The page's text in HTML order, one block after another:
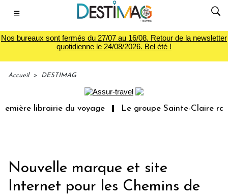
☰
Nos bureaux sont fermés du 27/07 au 16/08. Retour de la newsletter
quotidienne le 24/08/2026. Bel été !
Accueil > DESTIMAG
librairie du voyage Le groupe Sainte-Claire
Nouvelle marque et site
Internet pour les Chemins de